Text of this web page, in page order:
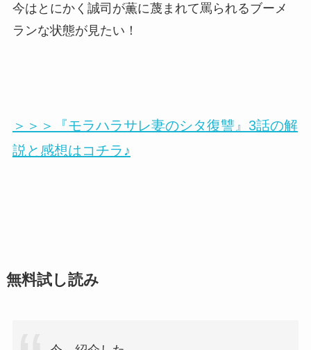
今はとにかく誠司が薫に蔑まれて罵られるブーメ
ランな状態が見たい！
＞＞＞『モラハラサレ妻のシタ復讐』3話の解
説と感想はコチラ♪
無料試し読み